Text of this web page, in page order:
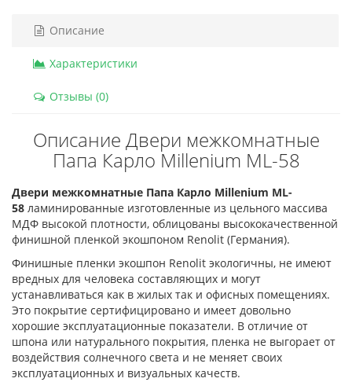
Описание
Характеристики
Отзывы (0)
Описание Двери межкомнатные
Папа Карло Millenium ML-58
Двери межкомнатные Папа Карло Millenium ML-
58 ламинированные изготовленные из цельного массива
МДФ высокой плотности, облицованы высококачественной
финишной пленкой экошпоном Renolit (Германия).
Финишные пленки экошпон Renolit экологичны, не имеют
вредных для человека составляющих и могут
устанавливаться как в жилых так и офисных помещениях.
Это покрытие сертифицировано и имеет довольно
хорошие эксплуатационные показатели. В отличие от
шпона или натурального покрытия, пленка не выгорает от
воздействия солнечного света и не меняет своих
эксплуатационных и визуальных качеств.